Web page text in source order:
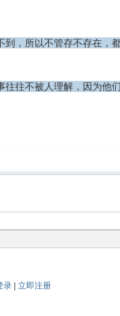
，所以不管存不存在，
往不被人理解，因为他
录| 立即注册